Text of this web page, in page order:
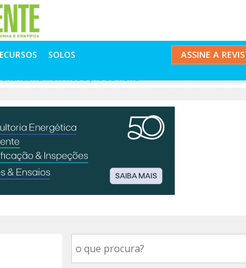
SOLOS
ASSINE A
NA PRODUÇÃO DE VIDRO